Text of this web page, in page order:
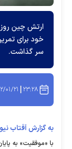
ارتش چین
خود برای
سر گذاشت.
۲۳:۲۸ ۱۴۰۲/
به گزارش آفتاب
با «موفقیت» به